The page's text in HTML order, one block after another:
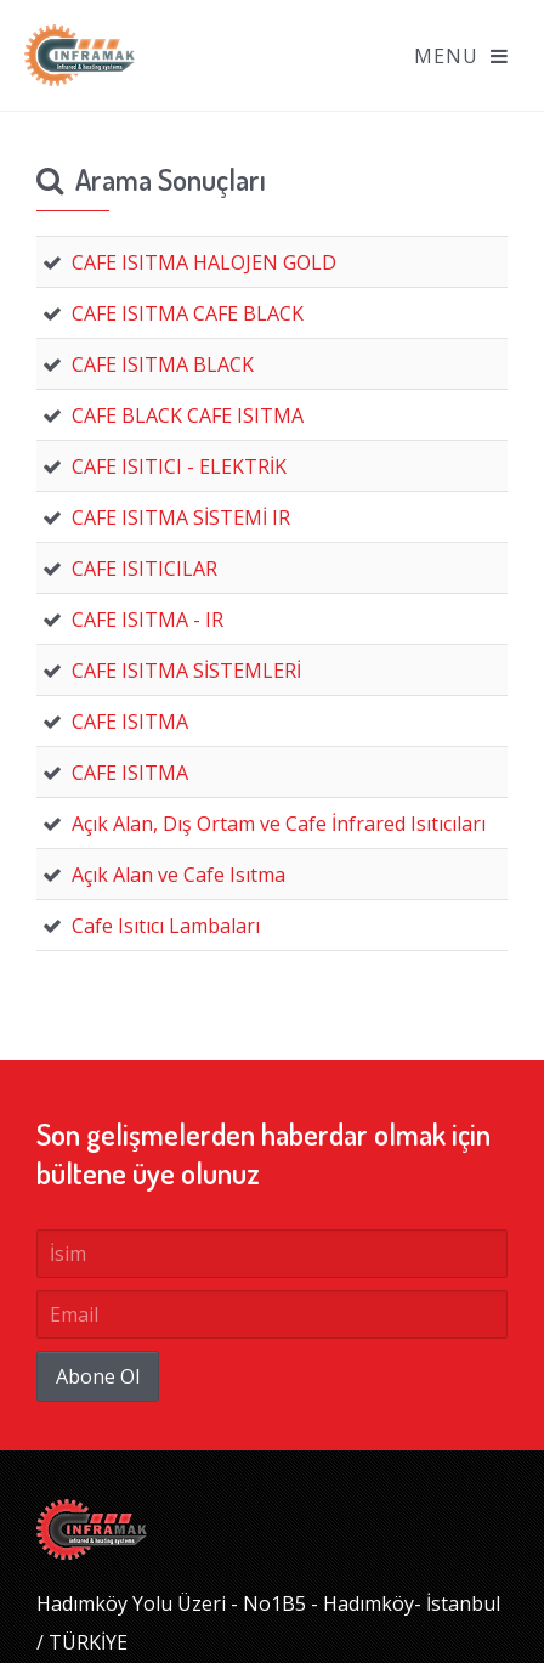
Arama Sonuçları
CAFE ISITMA HALOJEN GOLD
CAFE ISITMA CAFE BLACK
CAFE ISITMA BLACK
CAFE BLACK CAFE ISITMA
CAFE ISITICI - ELEKTRİK
CAFE ISITMA SİSTEMİ IR
CAFE ISITICILAR
CAFE ISITMA - IR
CAFE ISITMA SİSTEMLERİ
CAFE ISITMA
CAFE ISITMA
Açık Alan, Dış Ortam ve Cafe İnfrared Isıtıcıları
Açık Alan ve Cafe Isıtma
Cafe Isıtıcı Lambaları
Son gelişmelerden haberdar olmak için
bültene üye olunuz
Abone Ol
Hadımköy Yolu Üzeri - No1B5 - Hadımköy- İstanbul
/ TÜRKİYE